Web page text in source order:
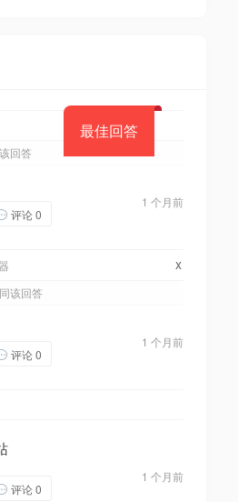
最佳回答
回答
1 个月前
评论 0
x
该回答
1 个月前
评论 0
1 个月前
评论 0